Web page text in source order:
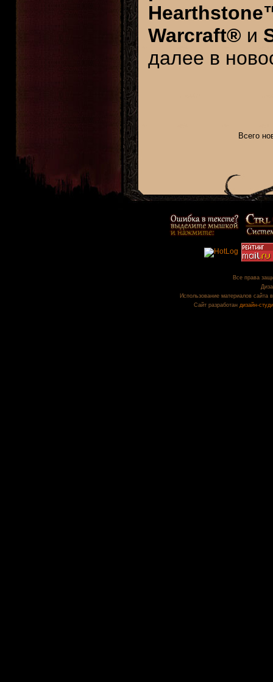
Warcraft® и
далее в
Всего
Все права
Использование материалов сайта
Сайт разработан дизайн-